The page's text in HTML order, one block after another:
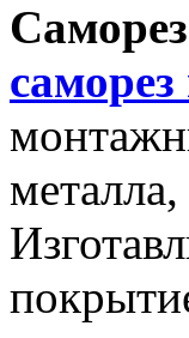
саморез